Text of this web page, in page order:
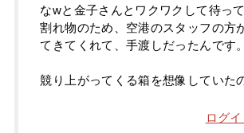
なwと金子さんとワクワクして待って
割れ物のため、空港のスタッフの方
てきてくれて、手渡しだったんです。
競り上がってくる箱を想像していた
ログ